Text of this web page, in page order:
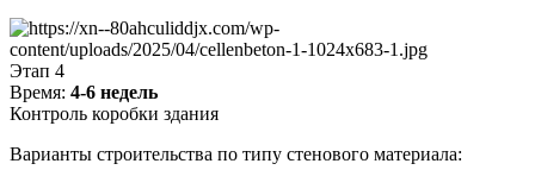
Этап 4
Время: 4-6 недель
Контроль коробки здания
Варианты строительства по типу стенового материала: